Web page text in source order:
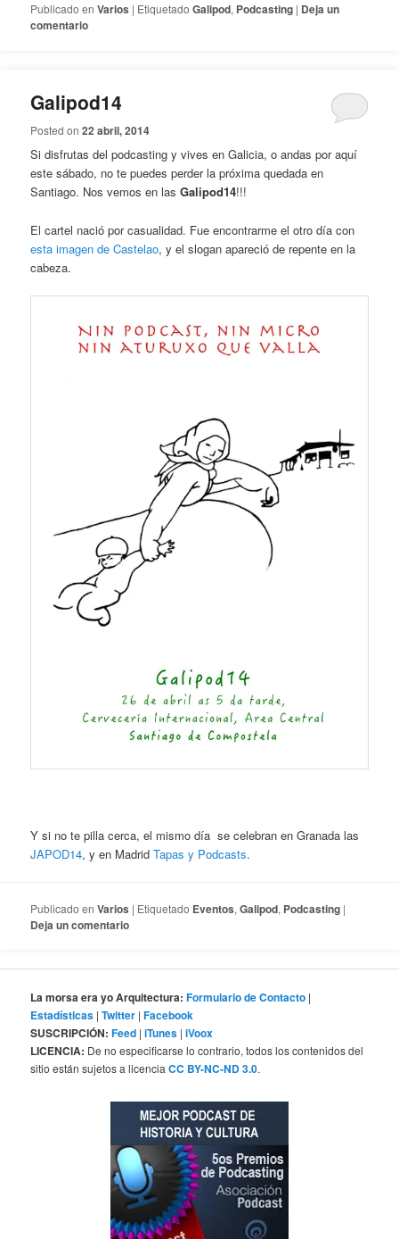
Publicado en Varios | Etiquetado Galipod, Podcasting | Deja un
comentario
Galipod14
Posted on22 abril, 2014
Si disfrutas del podcasting y vives en Galicia, o andas por aquí
este sábado, no te puedes perder la próxima quedada en
Santiago. Nos vemos en lasGalipod14!!!
El cartel nació por casualidad. Fue encontrarme el otro día con
esta imagen de Castelao, y el slogan apareció de repente en la
cabeza.
Y si no te pilla cerca, el mismo día se celebran en Granada las
JAPOD14, y en MadridTapas y Podcasts.
Publicado en Varios | Etiquetado Eventos,Galipod, Podcasting |
Deja un comentario
La morsa era yo Arquitectura: Formulario de Contacto |
Estadísticas |Twitter |Facebook
SUSCRIPCIÓN: Feed |iTunes |iVoox
LICENCIA: De no especificarse lo contrario, todos los contenidos del
sitio están sujetos a licenciaCC BY-NC-ND 3.0.